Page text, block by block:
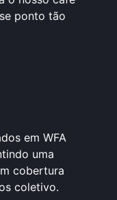
ponto tão
em WFA
uma
cobertura
coletivo.